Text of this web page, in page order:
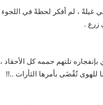
غيلةً ، لم أفكر لحظةً في
زرع .
تلتهم حممه كل الأحقاد
تُقْضَى بأمرها الثأرات ..!!